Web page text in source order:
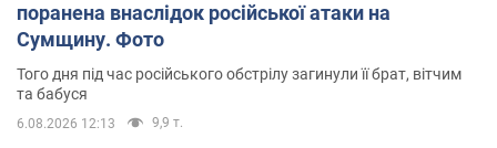
поранена внаслідок російської атаки на
Сумщину. Фото
Того дня під час російського обстрілу загинули її брат, вітчим
та бабуся
6.08.2026 12:13 9,9 т.